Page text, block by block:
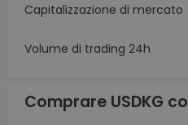
Capitalizzazione di mercato
Volume di trading 24h
Comprare USDKG